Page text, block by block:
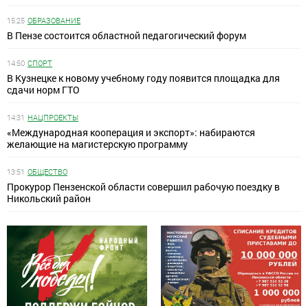
15:25 ОБРАЗОВАНИЕ
В Пензе состоится областной педагогический форум
14:50 СПОРТ
В Кузнецке к новому учебному году появится площадка для
сдачи норм ГТО
14:31 НАЦПРОЕКТЫ
«Международная кооперация и экспорт»: набираются
желающие на магистерскую программу
13:51 ОБЩЕСТВО
Прокурор Пензенской области совершил рабочую поездку в
Никольский район